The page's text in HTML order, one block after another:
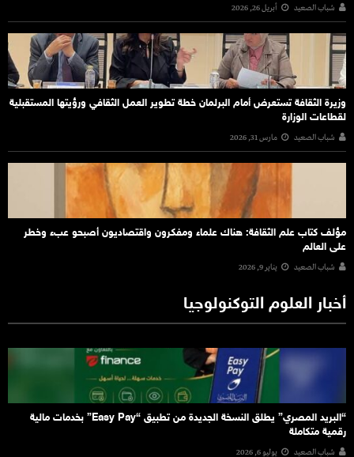
شباب الصعيد أبريل 26, 2026
وزيرة الثقافة تستعرض أمام البرلمان خطة تطوير العمل الثقافي ورؤيتها المستقبلية
لقطاعات الوزارة
شباب الصعيد مارس 31, 2026
مؤلف كتاب علم الثقافة: هناك علماء ومفكرون واقتصاديون أصبحو عبء وخطر
على العالم
شباب الصعيد يناير 9, 2026
أخبار العلوم التوكنولوجيا
“البريد المصري” يطلق النسخة الجديدة من تطبيق “Easy Pay” بخدمات مالية
رقمية متكاملة
شباب الصعيد يوليو 6, 2026